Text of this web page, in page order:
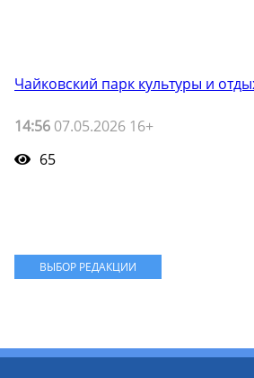
Чайковский парк культуры и
14:56 07.05.2026 16+
65
ВЫБОР РЕДАКЦИИ